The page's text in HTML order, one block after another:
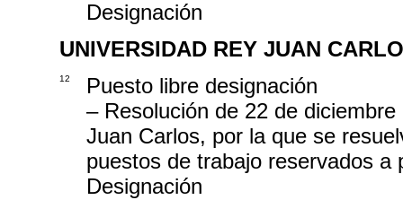
Designación
UNIVERSIDAD REY JUAN
12
Puesto libre designación
– Resolución de 22 de
Juan Carlos, por la que se
puestos de trabajo reservados
Designación